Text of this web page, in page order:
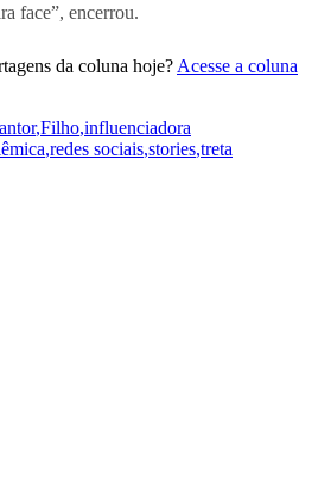
face”, encerrou.
da coluna hoje? Acesse a coluna
,Filho,influenciadora
,redes sociais,stories,treta